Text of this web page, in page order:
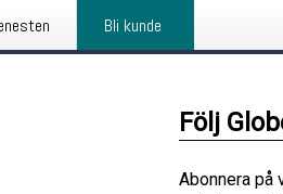
Bli kunde
Följ
Abonnera på